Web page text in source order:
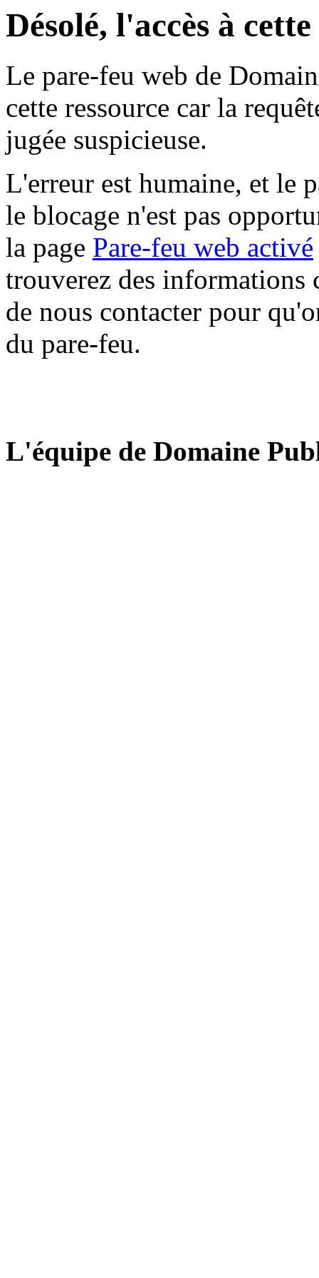
Désolé, l'accès à
Le pare-feu web de
cette ressource car la
jugée suspicieuse.
L'erreur est humaine, et le
le blocage n'est pas
la page Pare-feu web activé
trouverez des informations
de nous contacter pour
du pare-feu.
L'équipe de Domaine